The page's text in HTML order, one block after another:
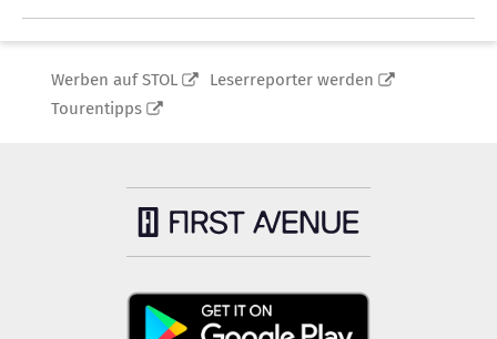
Werben auf STOL
Leserreporter werden
Tourentipps